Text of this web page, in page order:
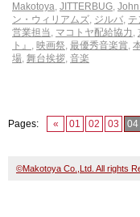
Makotoya, JITTERBUG,
ン・ウィリアムズ, ジルバ, テ
営業担当, マコトヤ配給協力 ,
ト』 , 映画祭, 最優秀音楽賞,
場, 舞台挨拶, 音楽
Pages: « 01 02 03 04
©Makotoya Co.,Ltd. All rights